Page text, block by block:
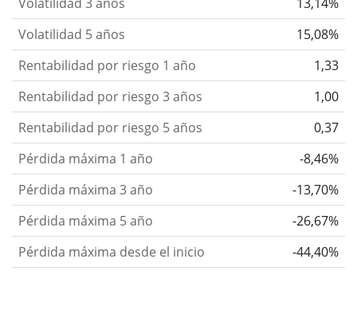
Volatilidad 5 años
15,08%
Rentabilidad por riesgo 1 año
1,33
Rentabilidad por riesgo 3 años
1,00
Rentabilidad por riesgo 5 años
0,37
Pérdida máxima 1 año
-8,46%
Pérdida máxima 3 año
-13,70%
Pérdida máxima 5 año
-26,67%
Pérdida máxima desde el inicio
-44,40%